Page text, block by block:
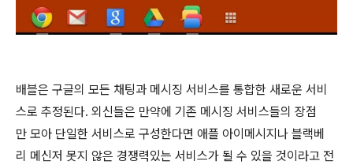
배블은 구글의 모든 채팅과 메시징 서비스를 통합한 새로운 서비
스로 추정된다. 외신들은 만약에 기존 메시징 서비스들의 장점
만 모아 단일한 서비스로 구성한다면 애플 아이메시지나 블랙베
리 메신저 못지 않은 경쟁력있는 서비스가 될 수 있을 것이라고 전